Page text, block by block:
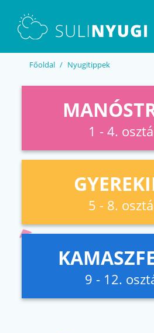
Főoldal Nyugitippek
1 - 4.
5 - 8.
9 - 12.